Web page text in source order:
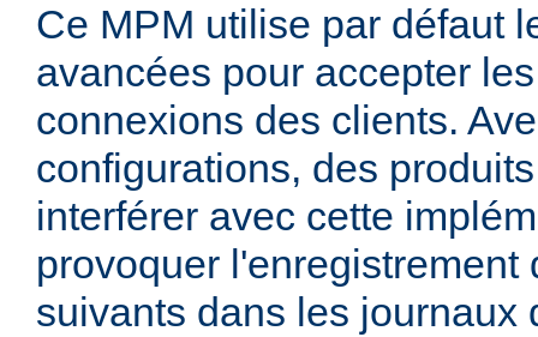
Ce MPM utilise par défaut
avancées pour accepter
connexions des clients.
configurations, des
interférer avec cette
provoquer l'enregistrement
suivants dans les journaux